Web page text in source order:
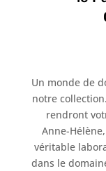
Un monde de
notre
rendront
Anne-
véritable
dans le